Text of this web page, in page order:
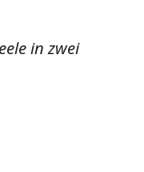
in zwei